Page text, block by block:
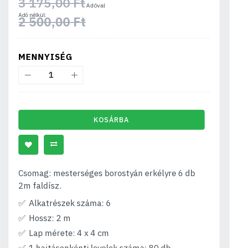
2 500,00 Ft
MENNYISÉG
KOSÁRBA
Csomag: mesterséges borostyán erkélyre 6 db
2m faldísz.
Alkatrészek száma: 6
Hossz: 2 m
Lap mérete: 4 x 4 cm